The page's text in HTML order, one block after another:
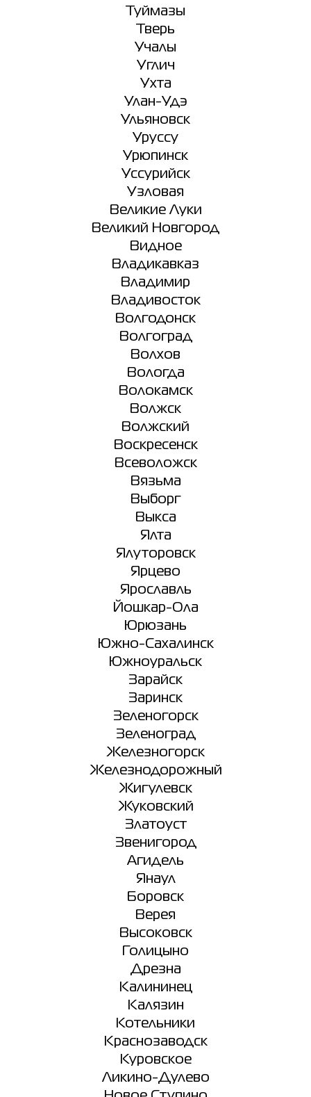
Туймазы
Тверь
Учалы
Углич
Ухта
Улан-Удэ
Ульяновск
Уруссу
Урюпинск
Уссурийск
Узловая
Великие Луки
Великий Новгород
Видное
Владикавказ
Владимир
Владивосток
Волгодонск
Волгоград
Волхов
Вологда
Волокамск
Волжск
Волжский
Воскресенск
Всеволожск
Вязьма
Выборг
Выкса
Ялта
Ялуторовск
Ярцево
Ярославль
Йошкар-Ола
Юрюзань
Южно-Сахалинск
Южноуральск
Зарайск
Заринск
Зеленогорск
Зеленоград
Железногорск
Железнодорожный
Жигулевск
Жуковский
Златоуст
Звенигород
Агидель
Янаул
Боровск
Верея
Высоковск
Голицыно
Дрезна
Калининец
Калязин
Котельники
Краснозаводск
Куровское
Ликино-Дулево